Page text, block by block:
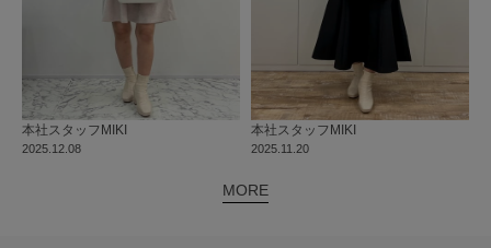
2025.12.08
本社スタッフ MIKI
2025.11.20
本社スタッフ MIKI
MORE